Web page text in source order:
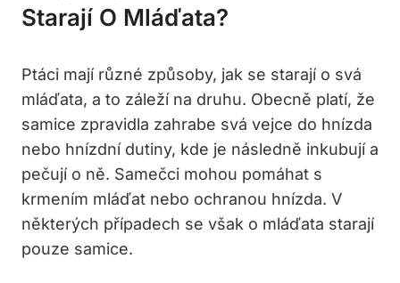
Starají O Mláďata?
Ptáci mají různé způsoby, jak se starají o svá
mláďata, a to záleží na druhu. Obecně platí, že
samice zpravidla zahrabe svá vejce do hnízda
nebo hnízdní dutiny, kde je následně inkubují a
pečují o ně. Samečci mohou pomáhat s
krmením mláďat nebo ochranou hnízda. V
některých případech se však o mláďata starají
pouze samice.